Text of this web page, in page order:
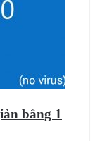
bằng 1